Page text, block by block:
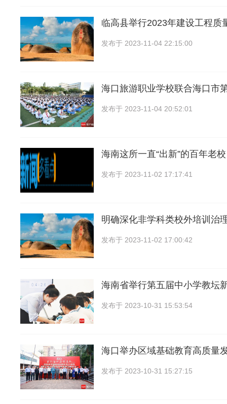
临高县举行2023年建设工程质
发布于 2023-11-04 22:15:00
海口旅游职业学校联合海口市
发布于 2023-11-04 20:52:01
海南这所一直“出新”的百年老
发布于 2023-11-02 17:17:41
明确深化非学科类校外培训治
发布于 2023-11-02 17:00:42
海南省举行第五届中小学教坛
发布于 2023-10-31 15:53:54
海口举办区域基础教育高质量
发布于 2023-10-31 15:27:15